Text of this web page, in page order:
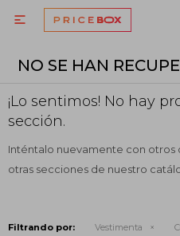

NO SE HAN
¡Lo sentimos! No hay
sección.
Inténtalo nuevamente con otros
otras secciones de nuestro
Filtrando por: Vestimenta